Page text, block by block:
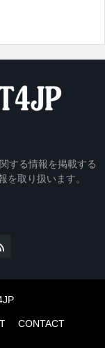
する情報を掲載する
を取り扱います。
CONTACT